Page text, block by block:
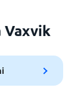
Vaxvik